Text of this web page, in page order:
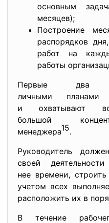
основным
месяцев);
Построение
распорядков
работ на
работы
Первые два
личными планами
и охватывают
большой
менеджера15.
Руководитель
своей
нее времени,
учетом всех
расположить их в
В течение